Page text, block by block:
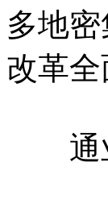
多地
改革全
通业